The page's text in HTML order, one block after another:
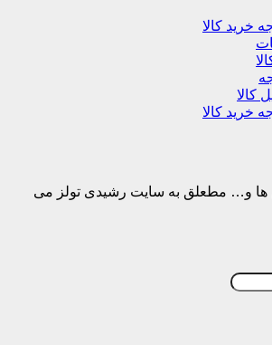
خرید کالا
کالا
خرید کالا
و… مطعلق به سایت رشیدی تولز می